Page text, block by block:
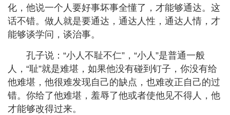
化，他说一个人要好事坏事全懂了，才能够通达。这
话不错。做人就是要通达，通达人性，通达人情，才
能够谈学问，谈治事。
孔子说： “小人不耻不仁” ， “小人 ”是普通一般
人， “耻”就是难堪，如果他没有碰到钉子，你没有给
他难堪，他很难发现自己的缺点，也难改正自己的过
错。你给了他难堪，羞辱了他或者使他见不得人，他
才能够改得过来。